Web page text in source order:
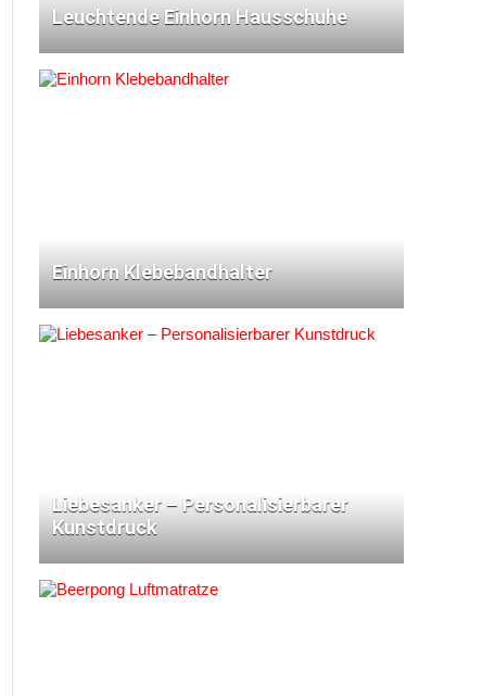
Leuchtende Einhorn Hausschuhe
Einhorn Klebebandhalter
Liebesanker – Personalisierbarer
Kunstdruck